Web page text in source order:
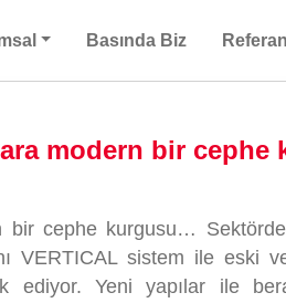
Basında Biz
modern bir
bir cephe kurgusu…
VERTICAL sistem ile eski
ediyor. Yeni yapılar ile